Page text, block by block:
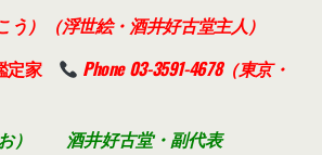
）（浮世絵・酒井好古堂主人）
定家
Phone 03-3591-4678（東京・
お） 酒井好古堂・副代表